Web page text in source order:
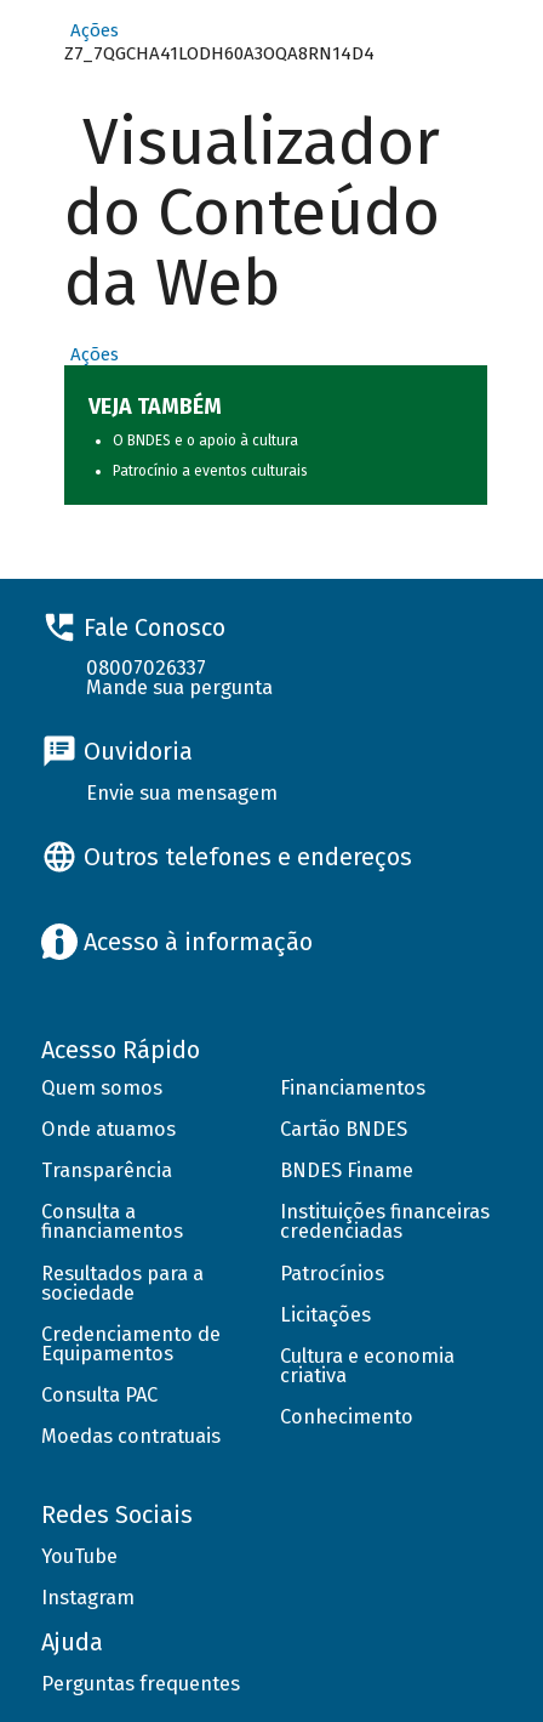
Ações
Z7_7QGCHA41LODH60A3OQA8RN14D4
Visualizador
do Conteúdo
da Web
Ações
VEJA TAMBÉM
O BNDES e o apoio à cultura
Patrocínio a eventos culturais
Fale Conosco
08007026337
Mande sua pergunta
Ouvidoria
Envie sua mensagem
Outros telefones e endereços
Acesso à informação
Acesso Rápido
Quem somos
Onde atuamos
Transparência
Consulta a
financiamentos
Resultados para a
sociedade
Credenciamento de
Equipamentos
Consulta PAC
Moedas contratuais
Financiamentos
Cartão BNDES
BNDES Finame
Instituições financeiras
credenciadas
Patrocínios
Licitações
Cultura e economia
criativa
Conhecimento
Redes Sociais
YouTube
Instagram
Ajuda
Perguntas frequentes